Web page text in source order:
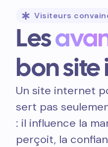
Visiteurs
Les
bon
Un site internet
sert pas
: il influence la
perçoit, la